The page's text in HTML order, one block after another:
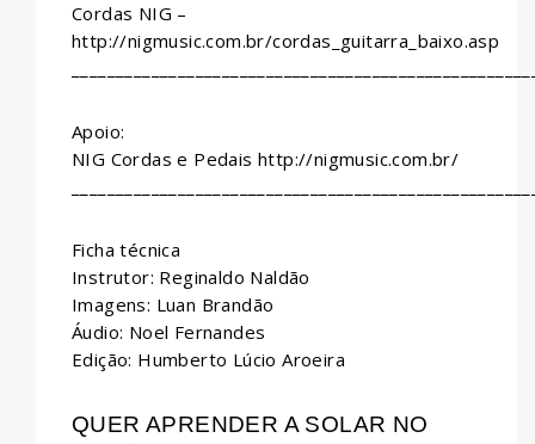
Cordas NIG –
http://nigmusic.com.br/cordas_guitarra_baixo.asp
Apoio:
NIG Cordas e Pedais http://nigmusic.com.br/
Ficha técnica
Instrutor: Reginaldo Naldão
Imagens: Luan Brandão
Áudio: Noel Fernandes
Edição: Humberto Lúcio Aroeira
QUER APRENDER A SOLAR NO